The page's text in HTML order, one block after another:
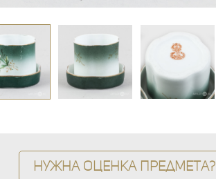
Нужна оценка предмета?